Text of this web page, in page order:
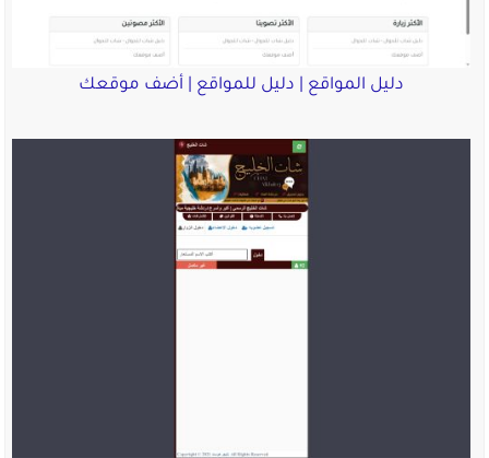
دليل المواقع | دليل للمواقع | أضف موقعك